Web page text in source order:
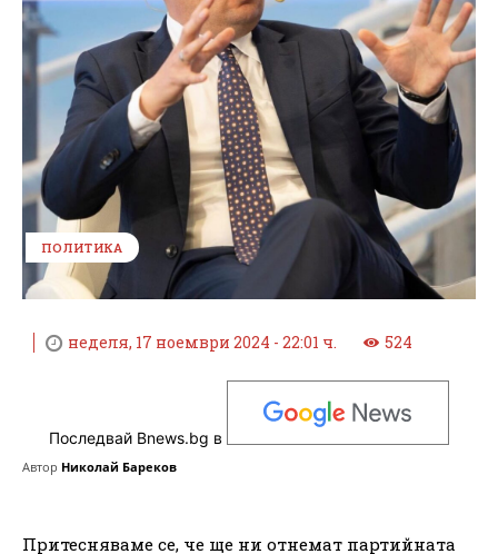
ПОЛИТИКА
неделя, 17 ноември 2024 - 22:01 ч. 524
Последвай Bnews.bg в
Автор Николай Бареков
Притесняваме се, че ще ни отнемат партийната